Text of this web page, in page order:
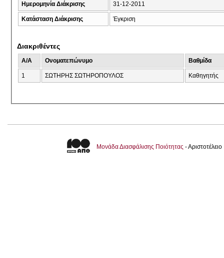
Ημερομηνία Διάκρισης 31-12-2011
Κατάσταση Διάκρισης Έγκριση
Διακριθέντες
A/A Ονοματεπώνυμο Βαθμίδα
1 ΣΩΤΗΡΗΣ ΣΩΤΗΡΟΠΟΥΛΟΣ Καθηγητής
Μονάδα Διασφάλισης Ποιότητας -